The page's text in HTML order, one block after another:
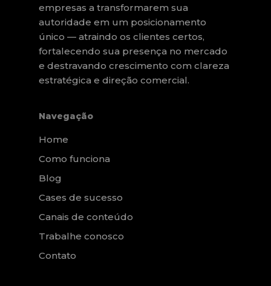
empresas a transformarem sua
autoridade em um posicionamento
único — atraindo os clientes certos,
fortalecendo sua presença no mercado
e destravando crescimento com clareza
estratégica e direção comercial.
Navegação
Home
Como funciona
Blog
Cases de sucesso
Canais de conteúdo
Trabalhe conosco
Contato